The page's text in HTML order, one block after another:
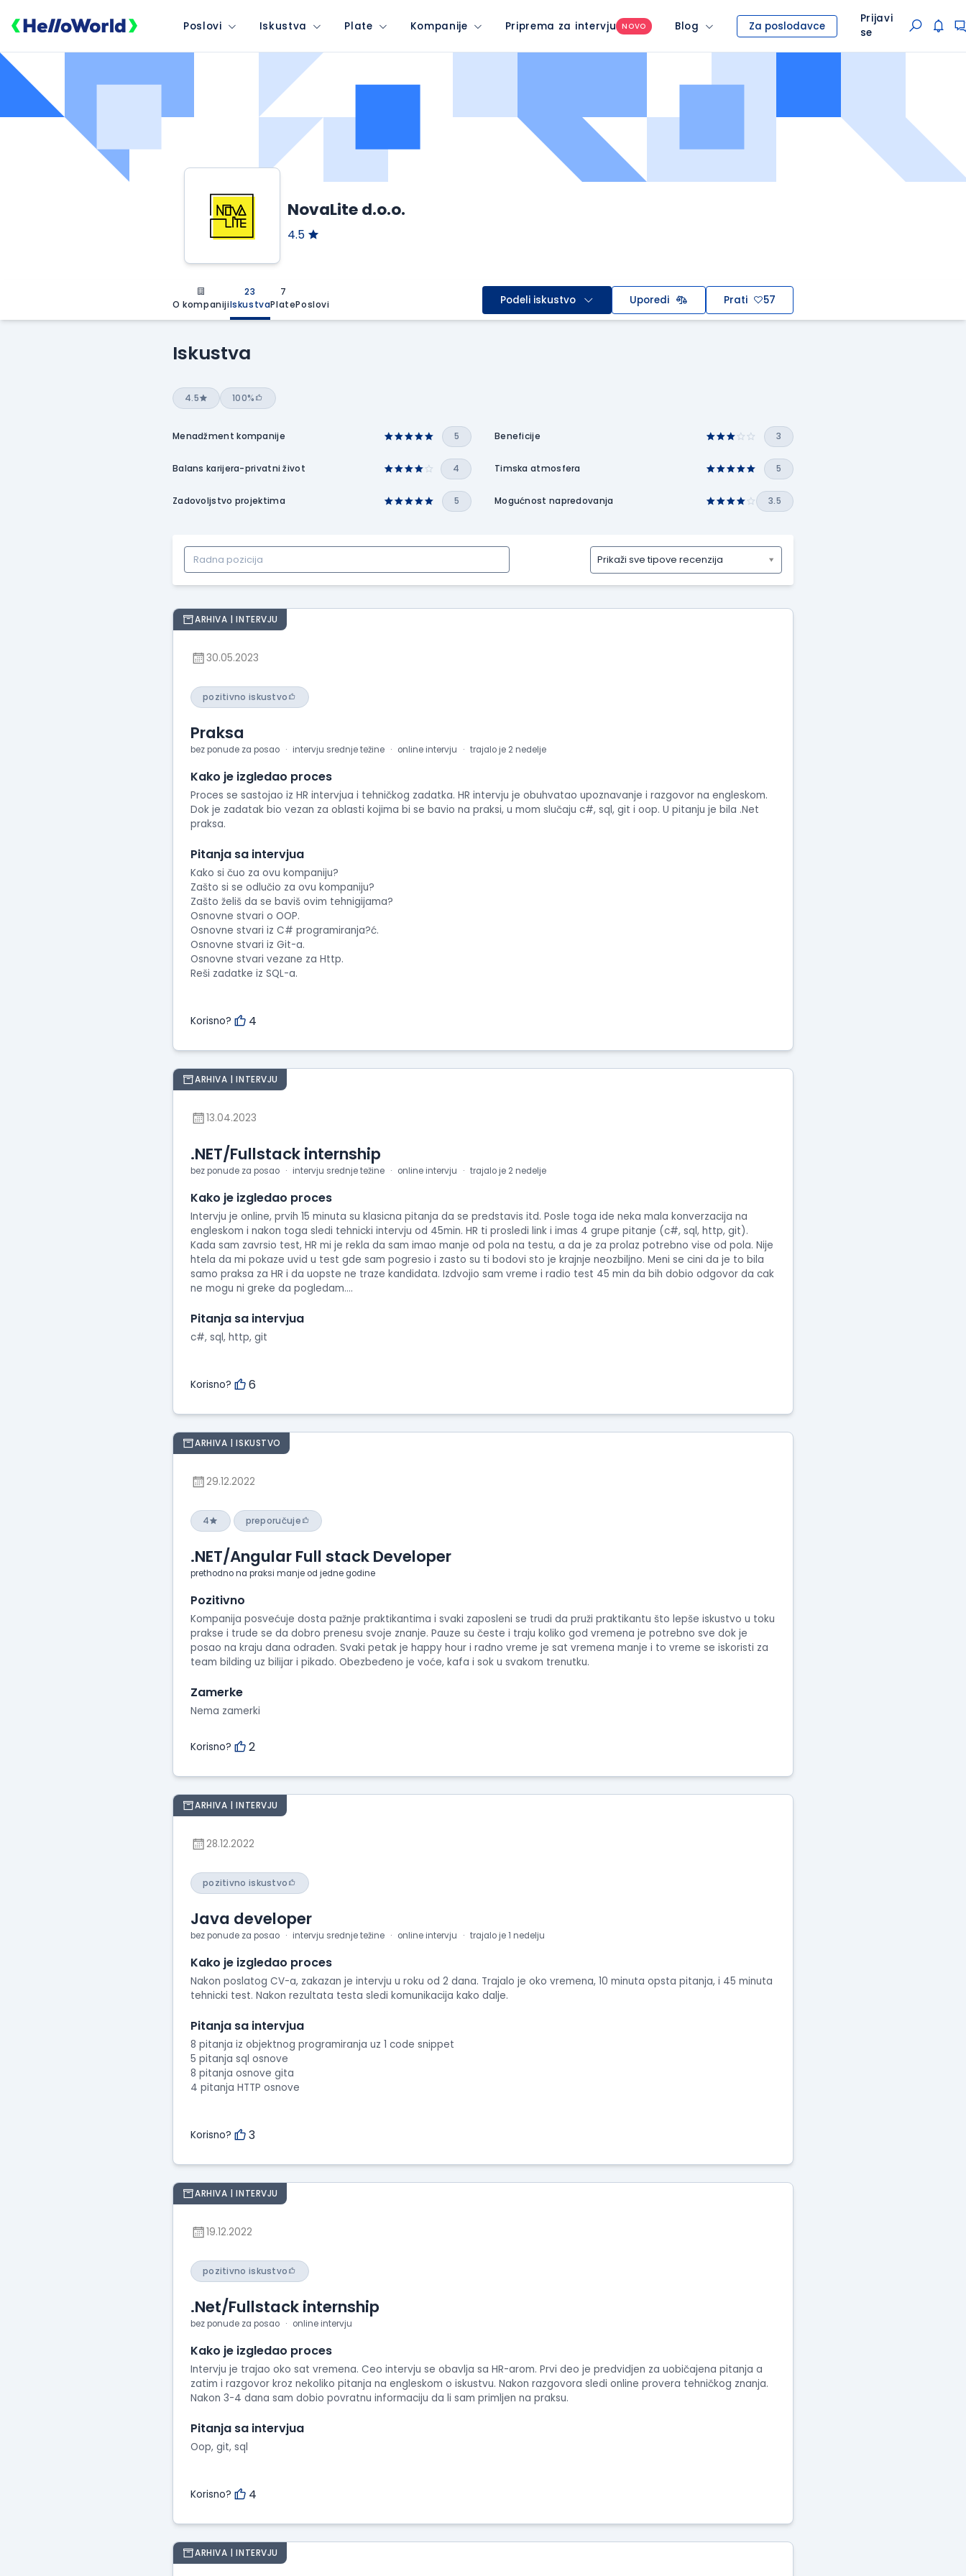
Poslovi Iskustva Plate Kompanije Priprema za intervju NOVO Blog Za poslodavce
Prijavi
se
NovaLite d.o.o.
4.5
O kompaniji
23
Iskustva
7
PlatePoslovi Podeli iskustvo Uporedi Prati 57
Iskustva
4.5 100%
Menadžment kompanije 5 Beneficije 3
Balans karijera-privatni život 4 Timska atmosfera 5
Zadovoljstvo projektima 5 Mogućnost napredovanja 3.5
Prikaži sve tipove recenzija
Prikaži
sve
tipove
ARHIVA | INTERVJU
30.05.2023
pozitivno iskustvo
Praksa
bez ponude za posao intervju srednje težine online intervju trajalo je 2 nedelje
Kako je izgledao proces
Proces se sastojao iz HR intervjua i tehničkog zadatka. HR intervju je obuhvatao upoznavanje i razgovor na engleskom.
Dok je zadatak bio vezan za oblasti kojima bi se bavio na praksi, u mom slučaju c#, sql, git i oop. U pitanju je bila .Net
praksa.
Pitanja sa intervjua
Kako si čuo za ovu kompaniju?
Zašto si se odlučio za ovu kompaniju?
Zašto želiš da se baviš ovim tehnigijama?
Osnovne stvari o OOP.
Osnovne stvari iz C# programiranja?ć.
Osnovne stvari iz Git-a.
Osnovne stvari vezane za Http.
Reši zadatke iz SQL-a.
Korisno? 4
ARHIVA | INTERVJU
13.04.2023
.NET/Fullstack internship
bez ponude za posao intervju srednje težine online intervju trajalo je 2 nedelje
Kako je izgledao proces
Intervju je online, prvih 15 minuta su klasicna pitanja da se predstavis itd. Posle toga ide neka mala konverzacija na
engleskom i nakon toga sledi tehnicki intervju od 45min. HR ti prosledi link i imas 4 grupe pitanje (c#, sql, http, git).
Kada sam zavrsio test, HR mi je rekla da sam imao manje od pola na testu, a da je za prolaz potrebno vise od pola. Nije
htela da mi pokaze uvid u test gde sam pogresio i zasto su ti bodovi sto je krajnje neozbiljno. Meni se cini da je to bila
samo praksa za HR i da uopste ne traze kandidata. Izdvojio sam vreme i radio test 45 min da bih dobio odgovor da cak
ne mogu ni greke da pogledam....
Pitanja sa intervjua
c#, sql, http, git
Korisno? 6
ARHIVA | ISKUSTVO
29.12.2022
4 preporučuje
.NET/Angular Full stack Developer
prethodno na praksi manje od jedne godine
Pozitivno
Kompanija posvećuje dosta pažnje praktikantima i svaki zaposleni se trudi da pruži praktikantu što lepše iskustvo u toku
prakse i trude se da dobro prenesu svoje znanje. Pauze su česte i traju koliko god vremena je potrebno sve dok je
posao na kraju dana odrađen. Svaki petak je happy hour i radno vreme je sat vremena manje i to vreme se iskoristi za
team bilding uz bilijar i pikado. Obezbeđeno je voće, kafa i sok u svakom trenutku.
Zamerke
Nema zamerki
Korisno? 2
ARHIVA | INTERVJU
28.12.2022
pozitivno iskustvo
Java developer
bez ponude za posao intervju srednje težine online intervju trajalo je 1 nedelju
Kako je izgledao proces
Nakon poslatog CV-a, zakazan je intervju u roku od 2 dana. Trajalo je oko vremena, 10 minuta opsta pitanja, i 45 minuta
tehnicki test. Nakon rezultata testa sledi komunikacija kako dalje.
Pitanja sa intervjua
8 pitanja iz objektnog programiranja uz 1 code snippet
5 pitanja sql osnove
8 pitanja osnove gita
4 pitanja HTTP osnove
Korisno? 3
ARHIVA | INTERVJU
19.12.2022
pozitivno iskustvo
.Net/Fullstack internship
bez ponude za posao online intervju
Kako je izgledao proces
Intervju je trajao oko sat vremena. Ceo intervju se obavlja sa HR-arom. Prvi deo je predvidjen za uobičajena pitanja a
zatim i razgovor kroz nekoliko pitanja na engleskom o iskustvu. Nakon razgovora sledi online provera tehničkog znanja.
Nakon 3-4 dana sam dobio povratnu informaciju da li sam primljen na praksu.
Pitanja sa intervjua
Oop, git, sql
Korisno? 4
ARHIVA | INTERVJU